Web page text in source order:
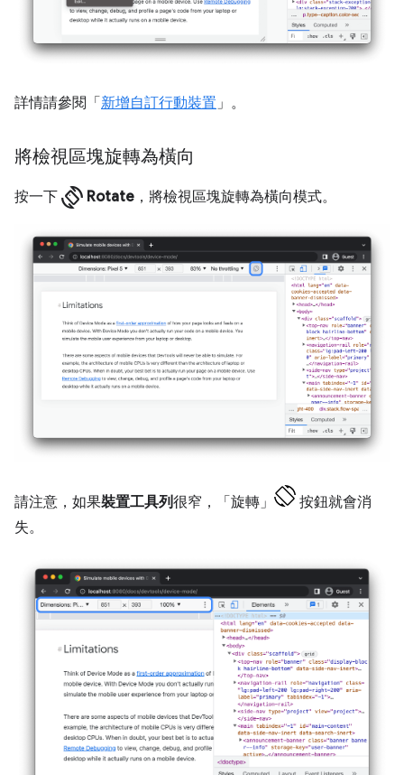
詳情請參閱「 新增自訂行動裝置」。
將檢視區塊旋轉為橫向
按一下 screen_rotation Rotate ，將檢視區塊旋轉為橫向模式。
請注意，如果裝置工具列很窄，「旋轉」
按鈕就會消
失。